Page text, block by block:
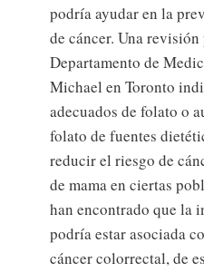
podría ayudar en la
de cáncer. Una
Departamento de
Michael en Toronto
adecuados de folato o
folato de fuentes
reducir el riesgo de
de mama en ciertas
han encontrado que la
podría estar asociada
cáncer colorrectal,